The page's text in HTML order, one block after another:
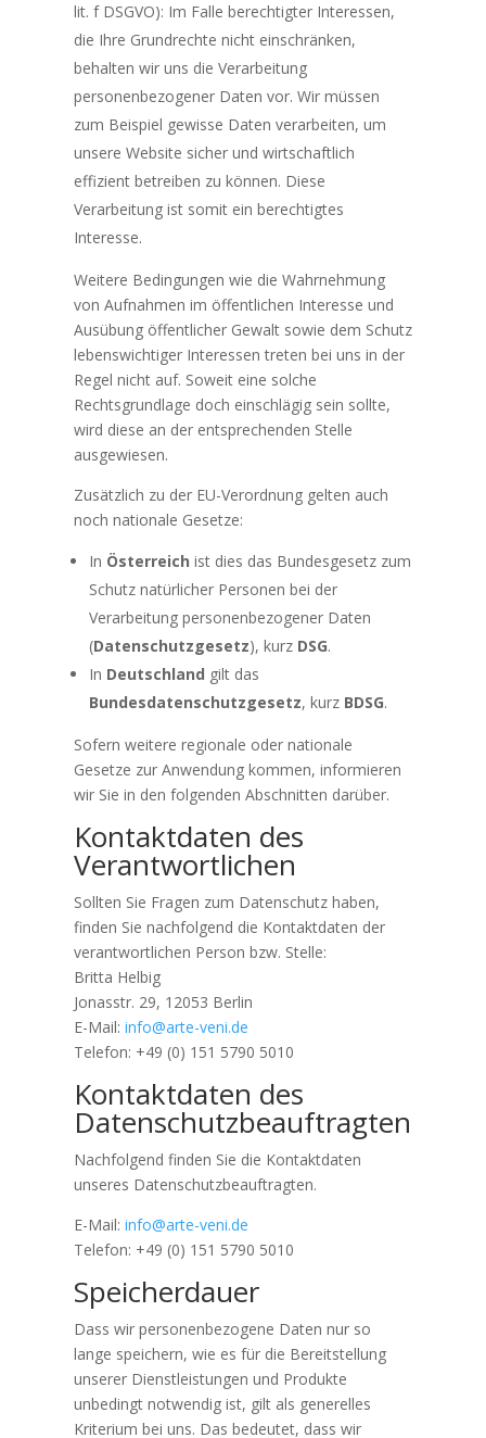
lit. f DSGVO): Im Falle berechtigter Interessen,
die Ihre Grundrechte nicht einschränken,
behalten wir uns die Verarbeitung
personenbezogener Daten vor. Wir müssen
zum Beispiel gewisse Daten verarbeiten, um
unsere Website sicher und wirtschaftlich
effizient betreiben zu können. Diese
Verarbeitung ist somit ein berechtigtes
Interesse.
Weitere Bedingungen wie die Wahrnehmung
von Aufnahmen im öffentlichen Interesse und
Ausübung öffentlicher Gewalt sowie dem Schutz
lebenswichtiger Interessen treten bei uns in der
Regel nicht auf. Soweit eine solche
Rechtsgrundlage doch einschlägig sein sollte,
wird diese an der entsprechenden Stelle
ausgewiesen.
Zusätzlich zu der EU-Verordnung gelten auch
noch nationale Gesetze:
In Österreich ist dies das Bundesgesetz zum
Schutz natürlicher Personen bei der
Verarbeitung personenbezogener Daten
(Datenschutzgesetz), kurz DSG.
In Deutschland gilt das
Bundesdatenschutzgesetz, kurzBDSG.
Sofern weitere regionale oder nationale
Gesetze zur Anwendung kommen, informieren
wir Sie in den folgenden Abschnitten darüber.
Kontaktdaten des
Verantwortlichen
Sollten Sie Fragen zum Datenschutz haben,
finden Sie nachfolgend die Kontaktdaten der
verantwortlichen Person bzw. Stelle:
Britta Helbig
Jonasstr. 29, 12053 Berlin
E-Mail: info@arte-veni.de
Telefon: +49 (0) 151 5790 5010
Kontaktdaten des
Datenschutzbeauftragten
Nachfolgend finden Sie die Kontaktdaten
unseres Datenschutzbeauftragten.
E-Mail: info@arte-veni.de
Telefon: +49 (0) 151 5790 5010
Speicherdauer
Dass wir personenbezogene Daten nur so
lange speichern, wie es für die Bereitstellung
unserer Dienstleistungen und Produkte
unbedingt notwendig ist, gilt als generelles
Kriterium bei uns. Das bedeutet, dass wir